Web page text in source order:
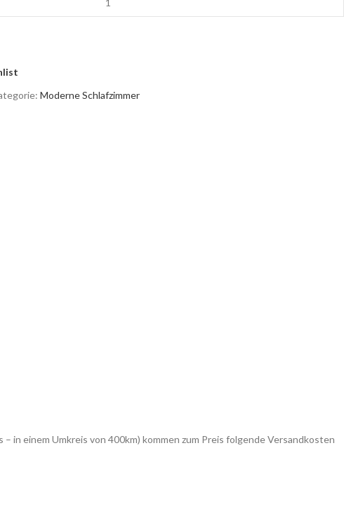
Moderne Schlafzimmer
in einem Umkreis von 400km) kommen zum Preis folgende Versandkosten